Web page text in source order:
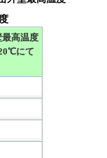
最高温度
にて